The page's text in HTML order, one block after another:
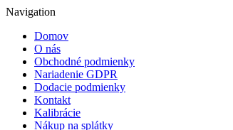
Navigation
Domov
O nás
Obchodné podmienky
Nariadenie GDPR
Dodacie podmienky
Kontakt
Kalibrácie
Nákup na splátky